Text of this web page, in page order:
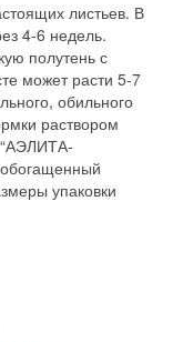
листьев. В
4-6 недель.
полутень с
может расти 5-7
обильного
раствором
“АЭЛИТА-
упаковки